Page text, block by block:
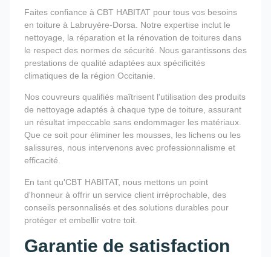
Faites confiance à CBT HABITAT pour tous vos besoins
en toiture à Labruyère-Dorsa. Notre expertise inclut le
nettoyage, la réparation et la rénovation de toitures dans
le respect des normes de sécurité. Nous garantissons des
prestations de qualité adaptées aux spécificités
climatiques de la région Occitanie.
Nos couvreurs qualifiés maîtrisent l'utilisation des produits
de nettoyage adaptés à chaque type de toiture, assurant
un résultat impeccable sans endommager les matériaux.
Que ce soit pour éliminer les mousses, les lichens ou les
salissures, nous intervenons avec professionnalisme et
efficacité.
En tant qu'CBT HABITAT, nous mettons un point
d'honneur à offrir un service client irréprochable, des
conseils personnalisés et des solutions durables pour
protéger et embellir votre toit.
Garantie de satisfaction